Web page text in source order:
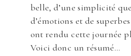
belle, d’une simplicité
d’émotions et de
ont rendu cette journée
Voici donc un résumé...